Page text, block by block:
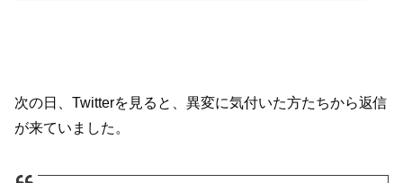
次の日、Twitterを見ると、異変に気付いた方たちから返信
が来ていました。